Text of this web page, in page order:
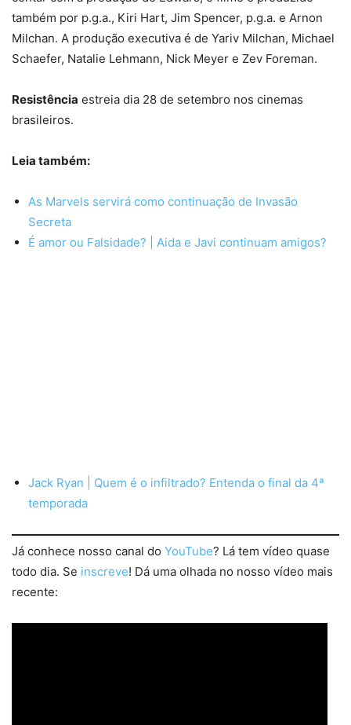
também por p.g.a., Kiri Hart, Jim Spencer, p.g.a. e Arnon
Milchan. A produção executiva é de Yariv Milchan, Michael
Schaefer, Natalie Lehmann, Nick Meyer e Zev Foreman.
Resistência estreia dia 28 de setembro nos cinemas
brasileiros.
Leia também:
As Marvels servirá como continuação de Invasão
Secreta
É amor ou Falsidade? | Aida e Javi continuam amigos?
Jack Ryan | Quem é o infiltrado? Entenda o final da 4ª
temporada
Já conhece nosso canal do YouTube? Lá tem vídeo quase
todo dia. Se inscreve! Dá uma olhada no nosso vídeo mais
recente: